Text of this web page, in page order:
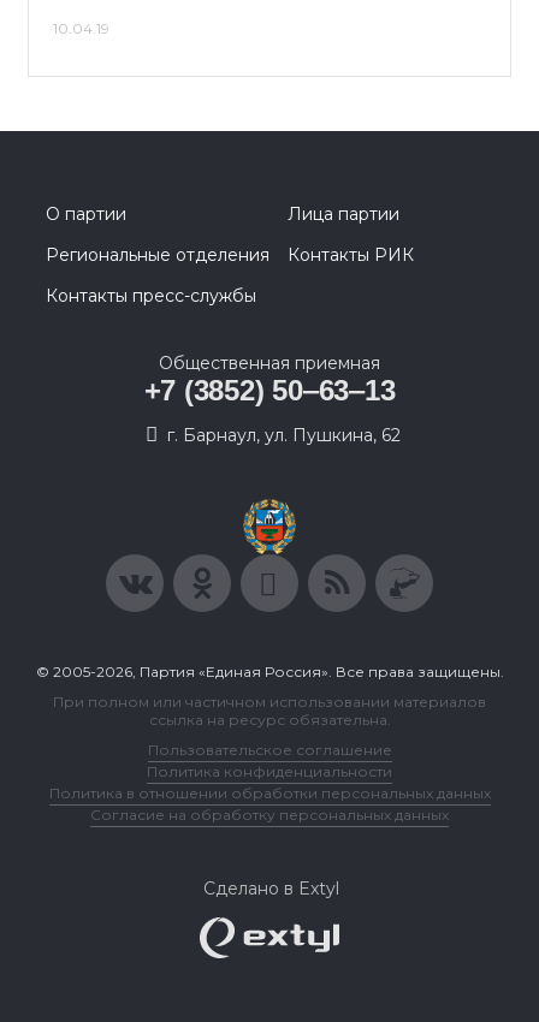
10.04.19
О партии
Лица партии
Региональные отделения
Контакты РИК
Контакты пресс-службы
Общественная приемная
+7 (3852) 50‒63‒13
г. Барнаул, ул. Пушкина, 62
© 2005-2026, Партия «Единая Россия». Все права защищены.
При полном или частичном использовании материалов
ссылка на ресурс обязательна.
Пользовательское соглашение
Политика конфиденциальности
Политика в отношении обработки персональных данных
Согласие на обработку персональных данных
Сделано в Extyl